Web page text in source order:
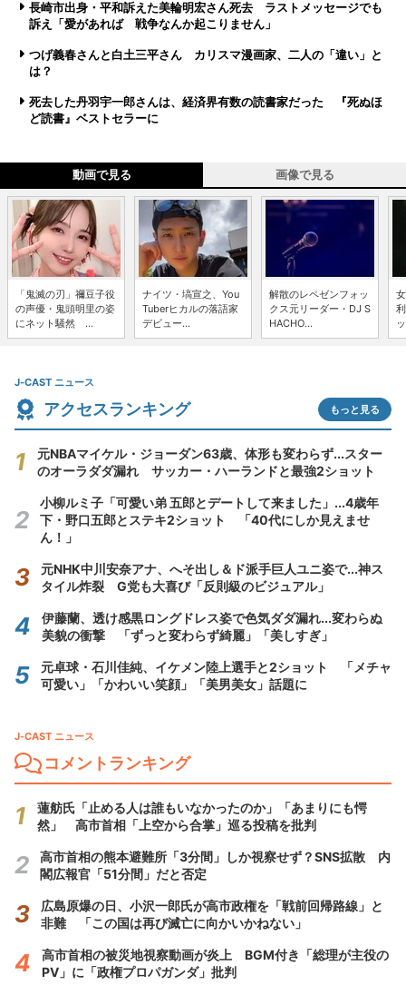
長崎市出身・平和訴えた美輪明宏さん死去 ラストメッセージでも
訴え「愛があれば 戦争なんか起こりません」
つげ義春さんと白土三平さん カリスマ漫画家、二人の「違い」と
は？
死去した丹羽宇一郎さんは、経済界有数の読書家だった 『死ぬほ
ど読書』ベストセラーに
動画で見る 画像で見る
「鬼滅の刃」禰豆子役
の声優・鬼頭明里の姿
にネット騒然 ...
ナイツ・塙宣之、You
Tuberヒカルの落語家
デビュー...
解散のレペゼンフォッ
クス元リーダー・DJ S
HACHO...
J-CAST ニュース
アクセスランキング もっと見る
元NBAマイケル・ジョーダン63歳、体形も変わらず...スター
のオーラダダ漏れ サッカー・ハーランドと最強2ショット
小柳ルミ子「可愛い弟 五郎とデートして来ました」...4歳年
下・野口五郎とステキ2ショット 「40代にしか見えませ
ん！」
元NHK中川安奈アナ、へそ出し＆ド派手巨人ユニ姿で...神ス
タイル炸裂 G党も大喜び「反則級のビジュアル」
伊藤蘭、透け感黒ロングドレス姿で色気ダダ漏れ...変わらぬ
美貌の衝撃 「ずっと変わらず綺麗」「美しすぎ」
元卓球・石川佳純、イケメン陸上選手と2ショット 「メチャ
可愛い」「かわいい笑顔」「美男美女」話題に
J-CAST ニュース
コメントランキング
蓮舫氏「止める人は誰もいなかったのか」「あまりにも愕
然」 高市首相「上空から合掌」巡る投稿を批判
高市首相の熊本避難所「3分間」しか視察せず？SNS拡散 内
閣広報官「51分間」だと否定
広島原爆の日、小沢一郎氏が高市政権を「戦前回帰路線」と
非難 「この国は再び滅亡に向かいかねない」
高市首相の被災地視察動画が炎上 BGM付き「総理が主役の
PV」に「政権プロパガンダ」批判